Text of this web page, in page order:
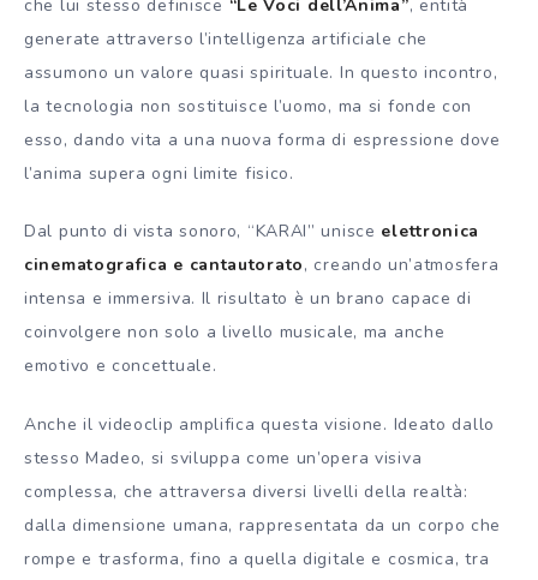
che lui stesso definisce “Le Voci dell’Anima”, entità
generate attraverso l’intelligenza artificiale che
assumono un valore quasi spirituale. In questo incontro,
la tecnologia non sostituisce l’uomo, ma si fonde con
esso, dando vita a una nuova forma di espressione dove
l’anima supera ogni limite fisico.
Dal punto di vista sonoro, “KARAI” unisce elettronica
cinematografica e cantautorato, creando un’atmosfera
intensa e immersiva. Il risultato è un brano capace di
coinvolgere non solo a livello musicale, ma anche
emotivo e concettuale.
Anche il videoclip amplifica questa visione. Ideato dallo
stesso Madeo, si sviluppa come un’opera visiva
complessa, che attraversa diversi livelli della realtà:
dalla dimensione umana, rappresentata da un corpo che
rompe e trasforma, fino a quella digitale e cosmica, tra